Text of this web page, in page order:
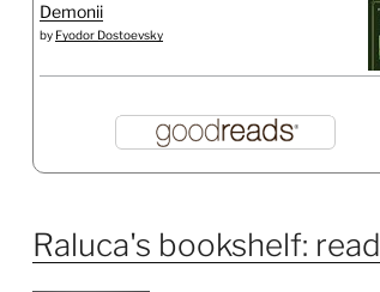
Demonii
by Fyodor Dostoevsky
Raluca's bookshelf: read